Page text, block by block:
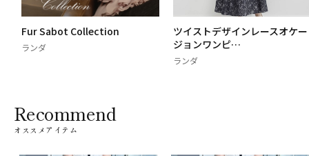
Fur Sabot Collection
ランダ
ツイストデザインレースオケー
ジョンワンピ…
ランダ
Recommend
オススメアイテム